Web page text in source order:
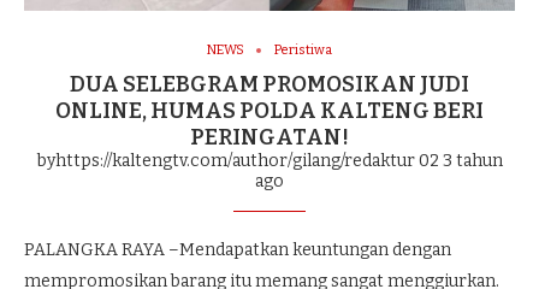
NEWS Peristiwa
DUA SELEBGRAM PROMOSIKAN JUDI
ONLINE, HUMAS POLDA KALTENG BERI
PERINGATAN!
byhttps://kaltengtv.com/author/gilang/redaktur 02 3 tahun
ago
PALANGKA RAYA –Mendapatkan keuntungan dengan
mempromosikan barang itu memang sangat menggiurkan.